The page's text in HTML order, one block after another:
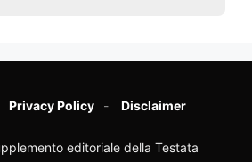
Privacy Policy Disclaimer
editoriale della Testata